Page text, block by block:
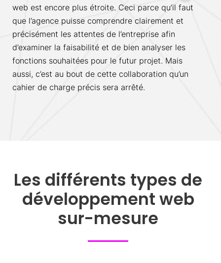
web est encore plus étroite. Ceci parce qu’il faut
que l’agence puisse comprendre clairement et
précisément les attentes de l’entreprise afin
d’examiner la faisabilité et de bien analyser les
fonctions souhaitées pour le futur projet. Mais
aussi, c’est au bout de cette collaboration qu’un
cahier de charge précis sera arrêté.
Les différents types de
développement web
sur-mesure